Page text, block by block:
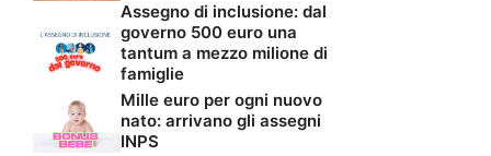
Assegno di inclusione: dal
governo 500 euro una
tantum a mezzo milione di
famiglie
Mille euro per ogni nuovo
nato: arrivano gli assegni
INPS